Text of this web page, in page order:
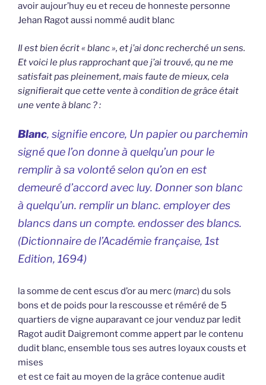
avoir aujour’huy eu et receu de honneste personne
Jehan Ragot aussi nommé audit blanc
Il est bien écrit « blanc », et j’ai donc recherché un sens.
Et voici le plus rapprochant que j’ai trouvé, qu ne me
satisfait pas pleinement, mais faute de mieux, cela
signifierait que cette vente à condition de grâce était
une vente à blanc ? :
Blanc, signifie encore, Un papier ou parchemin
signé que l’on donne à quelqu’un pour le
remplir à sa volonté selon qu’on en est
demeuré d’accord avec luy. Donner son blanc
à quelqu’un. remplir un blanc. employer des
blancs dans un compte. endosser des blancs.
(Dictionnaire de l’Académie française, 1st
Edition, 1694)
la somme de cent escus d’or au merc (marc) du sols
bons et de poids pour la rescousse et réméré de 5
quartiers de vigne auparavant ce jour venduz par ledit
Ragot audit Daigremont comme appert par le contenu
dudit blanc, ensemble tous ses autres loyaux cousts et
mises
et est ce fait au moyen de la grâce contenue audit